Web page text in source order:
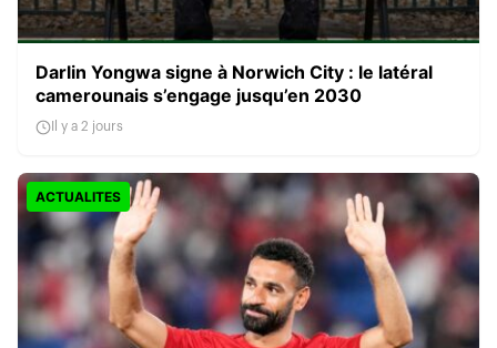
Darlin Yongwa signe à Norwich City : le latéral
camerounais s’engage jusqu’en 2030
Il y a 2 jours
ACTUALITES